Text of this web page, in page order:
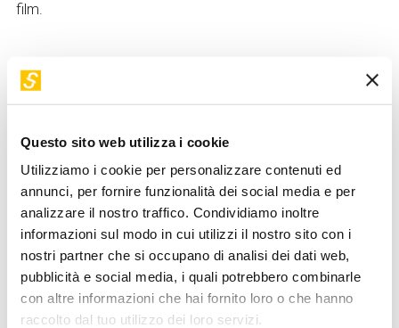
Questo sito web utilizza i cookie
Utilizziamo i cookie per personalizzare contenuti ed
annunci, per fornire funzionalità dei social media e per
analizzare il nostro traffico. Condividiamo inoltre
informazioni sul modo in cui utilizzi il nostro sito con i
nostri partner che si occupano di analisi dei dati web,
pubblicità e social media, i quali potrebbero combinarle
con altre informazioni che hai fornito loro o che hanno
raccolto dal tuo utilizzo dei loro servizi.
film.